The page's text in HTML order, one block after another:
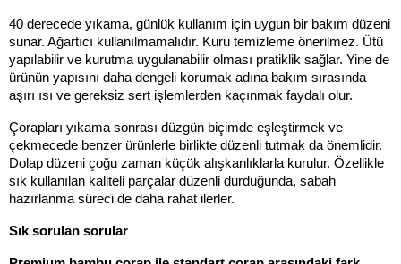
40 derecede yıkama, günlük kullanım için uygun bir bakım düzeni
sunar. Ağartıcı kullanılmamalıdır. Kuru temizleme önerilmez. Ütü
yapılabilir ve kurutma uygulanabilir olması pratiklik sağlar. Yine de
ürünün yapısını daha dengeli korumak adına bakım sırasında
aşırı ısı ve gereksiz sert işlemlerden kaçınmak faydalı olur.
Çorapları yıkama sonrası düzgün biçimde eşleştirmek ve
çekmecede benzer ürünlerle birlikte düzenli tutmak da önemlidir.
Dolap düzeni çoğu zaman küçük alışkanlıklarla kurulur. Özellikle
sık kullanılan kaliteli parçalar düzenli durduğunda, sabah
hazırlanma süreci de daha rahat ilerler.
Sık sorulan sorular